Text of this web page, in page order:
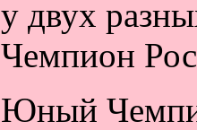
у двух
Чемпион
Юный